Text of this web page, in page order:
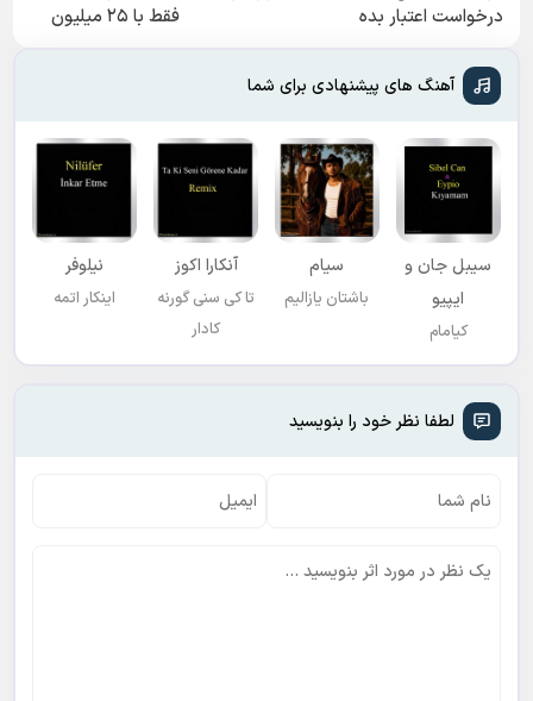
اسنپ پی | در ۴
قسط بدون سود و
کارمزد!
سرمایه در گردش
کن
کمردرد، بدون قرص
اعتبار تا ۱۰۰ میلیون
تومان ⚡ همین الان
درخواست اعتبار بده
❗❗200 میلیون وام❗❗
فقط با ۲۵ میلیون
تومان!!!
آهنگ های پیشنهادی برای شما
ایپیو
باشتان یازالیم